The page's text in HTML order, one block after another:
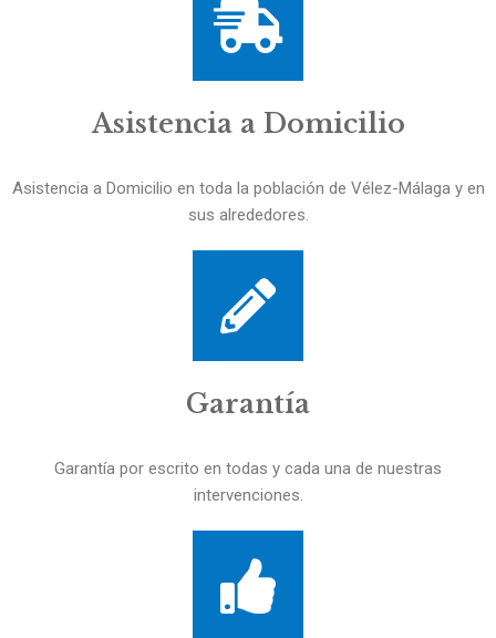
Asistencia a Domicilio
Asistencia a Domicilio en toda la población de Vélez-Málaga y en
sus alrededores.
Garantía
Garantía por escrito en todas y cada una de nuestras
intervenciones.